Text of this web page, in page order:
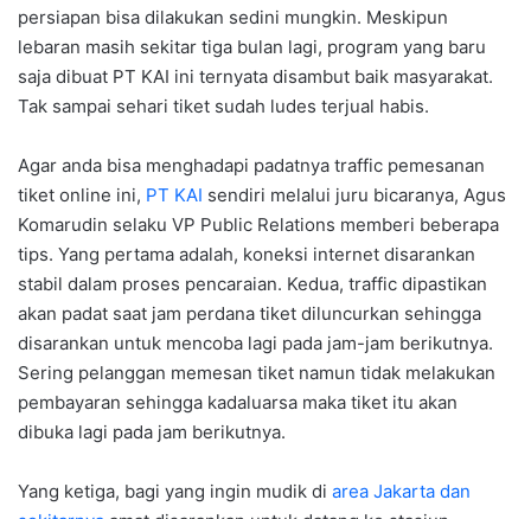
persiapan bisa dilakukan sedini mungkin. Meskipun
lebaran masih sekitar tiga bulan lagi, program yang baru
saja dibuat PT KAI ini ternyata disambut baik masyarakat.
Tak sampai sehari tiket sudah ludes terjual habis.
Agar anda bisa menghadapi padatnya traffic pemesanan
tiket online ini, PT KAI sendiri melalui juru bicaranya, Agus
Komarudin selaku VP Public Relations memberi beberapa
tips. Yang pertama adalah, koneksi internet disarankan
stabil dalam proses pencaraian. Kedua, traffic dipastikan
akan padat saat jam perdana tiket diluncurkan sehingga
disarankan untuk mencoba lagi pada jam-jam berikutnya.
Sering pelanggan memesan tiket namun tidak melakukan
pembayaran sehingga kadaluarsa maka tiket itu akan
dibuka lagi pada jam berikutnya.
Yang ketiga, bagi yang ingin mudik di area Jakarta dan